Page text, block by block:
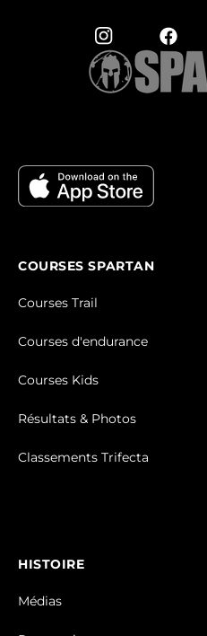
COURSES SPARTAN
Courses Trail
Courses d'endurance
Courses Kids
Résultats & Photos
Classements Trifecta
HISTOIRE
Médias